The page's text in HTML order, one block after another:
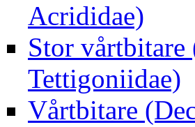
Acrididae)
Stor
Tettigoniidae)
Vårtbitare